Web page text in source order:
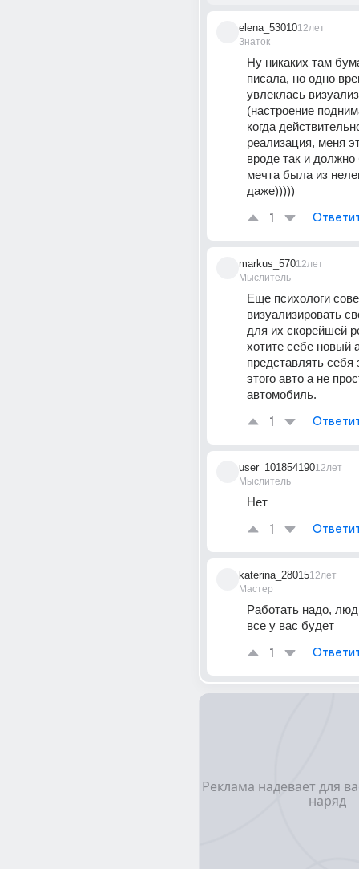
elena_53010
Знаток
12лет
Ну никаких там
писала, но одно
увлеклась
(настроение
когда
реализация, меня
вроде так и должно
мечта была из
даже)))))
1
markus_570
Мыслитель
12лет
Еще психологи
визуализировать
для их скорейшей
хотите себе новый
представлять себя
этого авто а не
автомобиль.
1
user_101854190
Мыслитель
12лет
Нет
1
katerina_28015
Мастер
12лет
Работать надо,
все у вас будет
1